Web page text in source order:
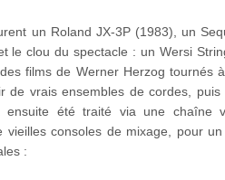
un Roland JX-3P (1983), un
le clou du spectacle : un Wersi
films de Werner Herzog tournés
de vrais ensembles de cordes,
été traité via une chaîne
vieilles consoles de mixage, pour
: